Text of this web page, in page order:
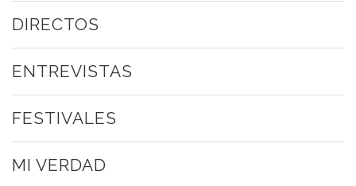
DIRECTOS
ENTREVISTAS
FESTIVALES
MI VERDAD